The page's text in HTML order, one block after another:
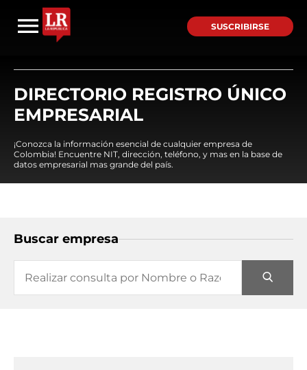
SUSCRIBIRSE
DIRECTORIO REGISTRO ÚNICO
EMPRESARIAL
¡Conozca la información esencial de cualquier empresa de
Colombia! Encuentre NIT, dirección, teléfono, y mas en la base de
datos empresarial mas grande del país.
Buscar empresa